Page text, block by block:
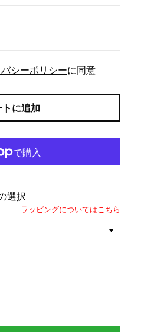
シーポリシーに同意
トに追加
選択
ラッピングについてはこちら